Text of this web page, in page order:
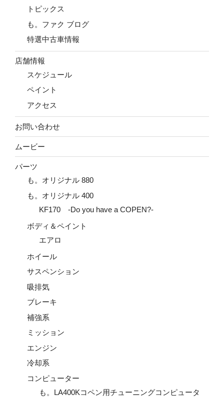
トピックス
も。ファク ブログ
特選中古車情報
店舗情報
スケジュール
ペイント
アクセス
お問い合わせ
ムービー
パーツ
も。オリジナル 880
も。オリジナル 400
KF170 -Do you have a COPEN?-
ボディ＆ペイント
エアロ
ホイール
サスペンション
吸排気
ブレーキ
補強系
ミッション
エンジン
冷却系
コンピューター
も。LA400Kコペン用チューニングコンピュータ